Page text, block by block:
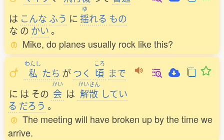
は こんな ふう に
ゆ
揺れる もの
な の かい。
Mike, do planes usually rock like this?
わたし
私 たち がつく
ころ
頃 まで
に は その
かい
会 は
かいさん
解散 してい
る だろう 。
The meeting will have broken up by the time we
arrive.